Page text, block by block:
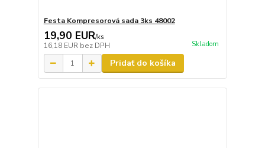
Festa Kompresorová sada 3ks 48002
19,90 EUR/ks
16,18 EUR bez DPH Skladom
Pridať do košíka